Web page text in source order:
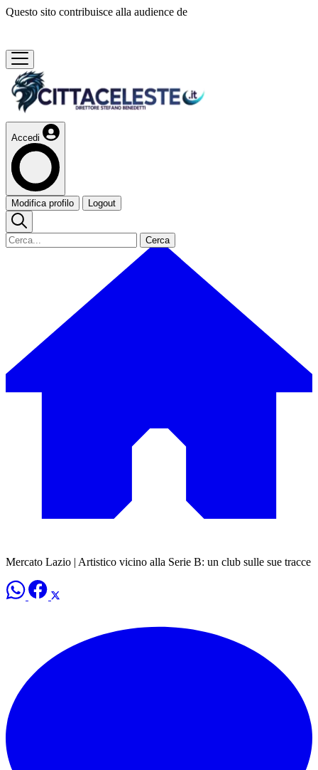
Questo sito contribuisce alla audience de
Accedi
Modifica profilo Logout
Cerca
Mercato Lazio | Artistico vicino alla Serie B: un club sulle sue tracce